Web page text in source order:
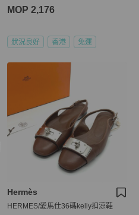
MOP 2,176
狀況良好 香港 免運
Hermès
HERMES/愛馬仕36碼kelly扣涼鞋